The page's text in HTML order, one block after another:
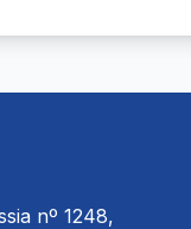
nº 1248,